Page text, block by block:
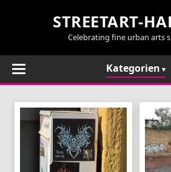
STREETART-
Celebrating fine urban arts
Kategorien